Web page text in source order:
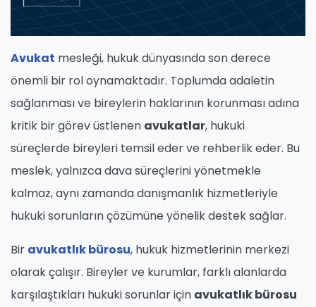
Avukat mesleği, hukuk dünyasında son derece
önemli bir rol oynamaktadır. Toplumda adaletin
sağlanması ve bireylerin haklarının korunması adına
kritik bir görev üstlenen avukatlar, hukuki
süreçlerde bireyleri temsil eder ve rehberlik eder. Bu
meslek, yalnızca dava süreçlerini yönetmekle
kalmaz, aynı zamanda danışmanlık hizmetleriyle
hukuki sorunların çözümüne yönelik destek sağlar.
Bir avukatlık bürosu, hukuk hizmetlerinin merkezi
olarak çalışır. Bireyler ve kurumlar, farklı alanlarda
karşılaştıkları hukuki sorunlar için avukatlık bürosu